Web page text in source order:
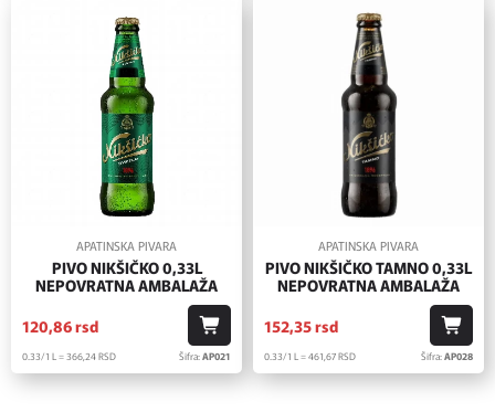
APATINSKA PIVARA
PIVO NIKŠIČKO 0,33L
NEPOVRATNA AMBALAŽA
120,86rsd
0.33/1 L = 366,24RSD Šifra:AP021
APATINSKA PIVARA
PIVO NIKŠIČKO TAMNO 0,33L
NEPOVRATNA AMBALAŽA
152,35rsd
0.33/1 L = 461,67RSD Šifra:AP028